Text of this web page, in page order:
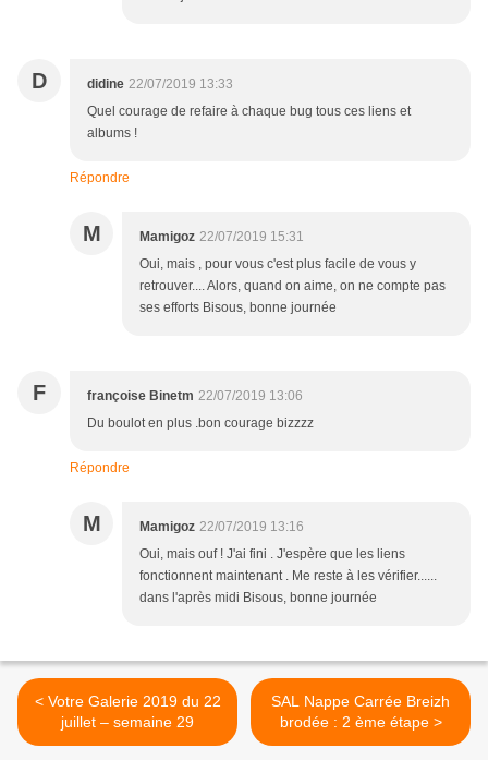
D didine 22/07/2019 13:33
Quel courage de refaire à chaque bug tous ces liens et
albums !
Répondre
M Mamigoz 22/07/2019 15:31
Oui, mais , pour vous c'est plus facile de vous y
retrouver.... Alors, quand on aime, on ne compte pas
ses efforts Bisous, bonne journée
F françoise Binetm 22/07/2019 13:06
Du boulot en plus .bon courage bizzzz
Répondre
M Mamigoz 22/07/2019 13:16
Oui, mais ouf ! J'ai fini . J'espère que les liens
fonctionnent maintenant . Me reste à les vérifier......
dans l'après midi Bisous, bonne journée
< Votre Galerie 2019 du 22
juillet – semaine 29
SAL Nappe Carrée Breizh
brodée : 2 ème étape >